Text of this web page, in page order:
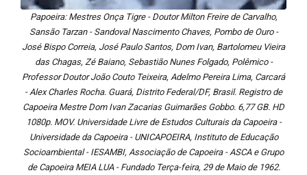
Papoeira: Mestres Onça Tigre - Doutor Milton Freire de Carvalho,
Sansão Tarzan - Sandoval Nascimento Chaves, Pombo de Ouro -
José Bispo Correia, José Paulo Santos, Dom Ivan, Bartolomeu Vieira
das Chagas, Zé Baiano, Sebastião Nunes Folgado, Polêmico -
Professor Doutor João Couto Teixeira, Adelmo Pereira Lima, Carcará
- Alex Charles Rocha. Guará, Distrito Federal/DF, Brasil. Registro de
Capoeira Mestre Dom Ivan Zacarias Guimarães Gobbo. 6,77 GB. HD
1080p. MOV. Universidade Livre de Estudos Culturais da Capoeira -
Universidade da Capoeira - UNICAPOEIRA, Instituto de Educação
Socioambiental - IESAMBI, Associação de Capoeira - ASCA e Grupo
de Capoeira MEIA LUA - Fundado Terça-feira, 29 de Maio de 1962.